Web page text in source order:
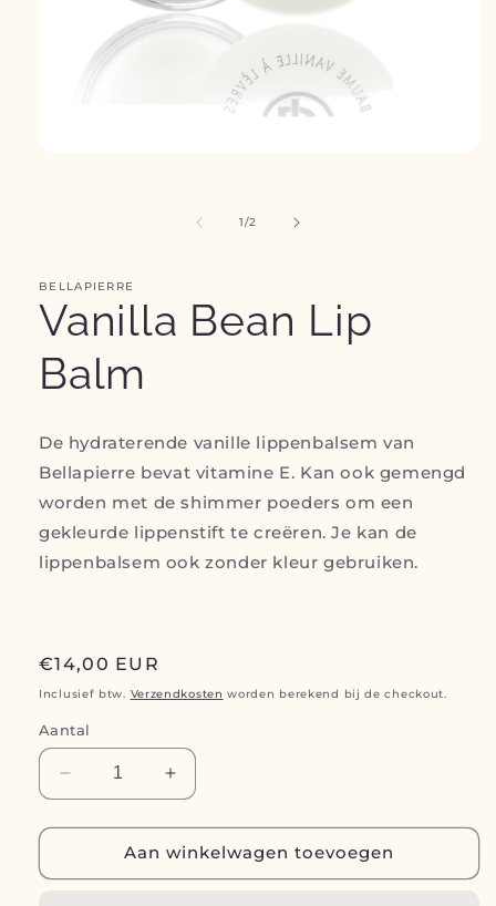
1/van
2
BELLAPIERRE
Vanilla Bean Lip
Balm
De hydraterende vanille lippenbalsem van
Bellapierre bevat vitamine E. Kan ook gemengd
worden met de shimmer poeders om een
gekleurde lippenstift te creëren. Je kan de
lippenbalsem ook zonder kleur gebruiken.
Normale
prijs
€14,00 EUR
Inclusief btw. Verzendkosten worden berekend bij de checkout.
Aantal
Aantal
verlagen
voor
Bean
Aantal
verhogen
voor
Vanilla
Bean
Aan winkelwagen toevoegen